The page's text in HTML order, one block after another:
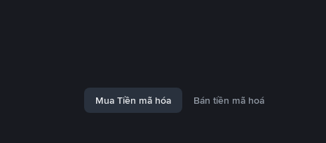
Mua Tiền mã hóa Bán tiền mã hoá